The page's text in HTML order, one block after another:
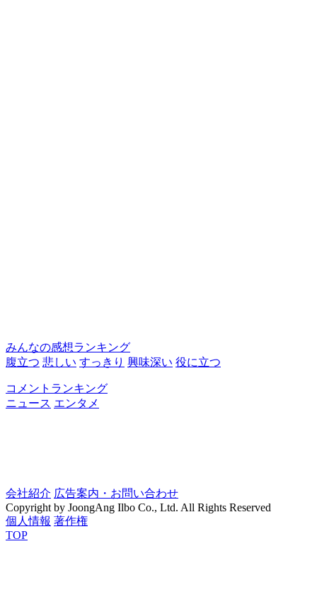
みんなの感想ランキング
腹立つ 悲しい すっきり 興味深い 役に立つ
コメントランキング
ニュース エンタメ
会社紹介 広告案内・お問い合わせ
Copyright by JoongAng Ilbo Co., Ltd. All Rights Reserved
個人情報 著作権
TOP